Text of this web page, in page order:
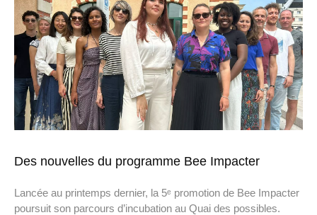
Des nouvelles du programme Bee Impacter
Lancée au printemps dernier, la 5ᵉ promotion de Bee Impacter
poursuit son parcours d’incubation au Quai des possibles.